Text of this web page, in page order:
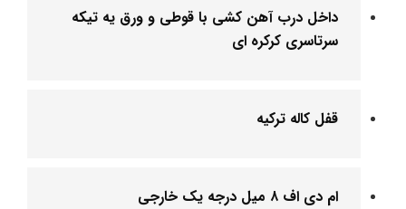
داخل درب آهن کشی با قوطی و ورق یه تیکه
سرتاسری کرکره ای
قفل کاله ترکیه
ام دی اف ۸ میل درجه یک خارجی